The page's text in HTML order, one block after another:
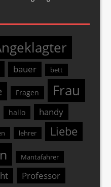
bauer bett
Fragen Frau
hallo handy
lehrer Liebe
Mantafahrer
Professor